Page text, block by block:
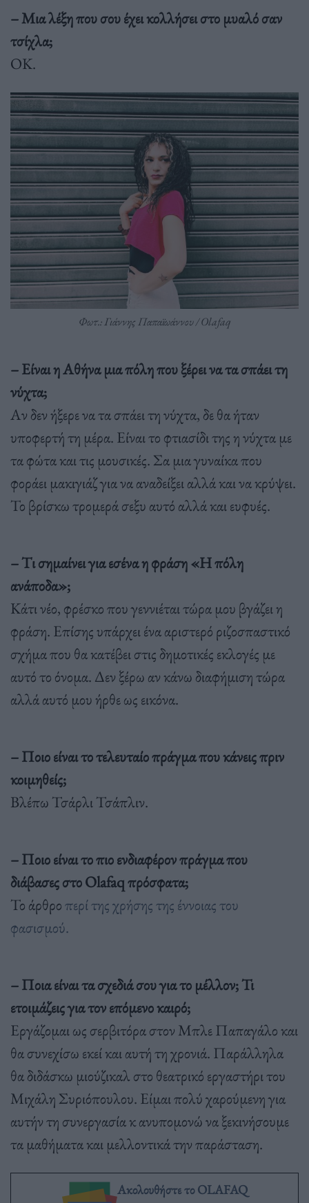
– Μια λέξη που σου έχει κολλήσει στο μυαλό σαν
τσίχλα;
ΟΚ.
Φωτ.: Γιάννης Παπαϊωάννου / Olafaq
– Είναι η Αθήνα μια πόλη που ξέρει να τα σπάει τη
νύχτα;
Αν δεν ήξερε να τα σπάει τη νύχτα, δε θα ήταν
υποφερτή τη μέρα. Είναι το φτιασίδι της η νύχτα με
τα φώτα και τις μουσικές. Σα μια γυναίκα που
φοράει μακιγιάζ για να αναδείξει αλλά και να κρύψει.
Το βρίσκω τρομερά σεξυ αυτό αλλά και ευφυές.
– Tι σημαίνει για εσένα η φράση «Η πόλη
ανάποδα»;
Κάτι νέο, φρέσκο που γεννιέται τώρα μου βγάζει η
φράση. Επίσης υπάρχει ένα αριστερό ριζοσπαστικό
σχήμα που θα κατέβει στις δημοτικές εκλογές με
αυτό το όνομα. Δεν ξέρω αν κάνω διαφήμιση τώρα
αλλά αυτό μου ήρθε ως εικόνα.
– Ποιο είναι το τελευταίο πράγμα που κάνεις πριν
κοιμηθείς;
Βλέπω Τσάρλι Τσάπλιν.
– Ποιο είναι το πιο ενδιαφέρον πράγμα που
διάβασες στο Olafaq πρόσφατα;
Το άρθροπερί της χρήσης της έννοιας του
φασισμού.
– Ποια είναι τα σχεδιά σου για το μέλλον; Τι
ετοιμάζεις για τον επόμενο καιρό;
Εργάζομαι ως σερβιτόρα στον Μπλε Παπαγάλο και
θα συνεχίσω εκεί και αυτή τη χρονιά. Παράλληλα
θα διδάσκω μιούζικαλ στο θεατρικό εργαστήρι του
Μιχάλη Συριόπουλου. Είμαι πολύ χαρούμενη για
αυτήν τη συνεργασία κ ανυπομονώ να ξεκινήσουμε
τα μαθήματα και μελλοντικά την παράσταση.
Ακολουθήστε το OLAFAQ